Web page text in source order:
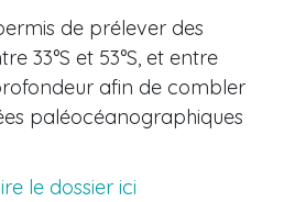
de prélever des
33°S et 53°S, et entre
afin de combler
paléocéanographiques
le dossier ici